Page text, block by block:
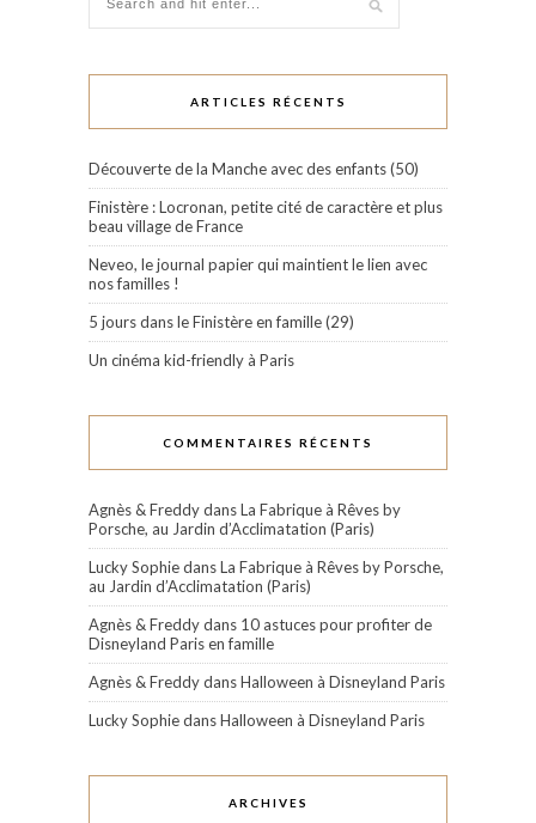
ARTICLES RÉCENTS
Découverte de la Manche avec des enfants (50)
Finistère : Locronan, petite cité de caractère et plus
beau village de France
Neveo, le journal papier qui maintient le lien avec
nos familles !
5 jours dans le Finistère en famille (29)
Un cinéma kid-friendly à Paris
COMMENTAIRES RÉCENTS
Agnès & FreddydansLa Fabrique à Rêves by
Porsche, au Jardin d’Acclimatation (Paris)
Lucky SophiedansLa Fabrique à Rêves by Porsche,
au Jardin d’Acclimatation (Paris)
Agnès & Freddydans 10 astuces pour profiter de
Disneyland Paris en famille
Agnès & FreddydansHalloween à Disneyland Paris
Lucky SophiedansHalloween à Disneyland Paris
ARCHIVES